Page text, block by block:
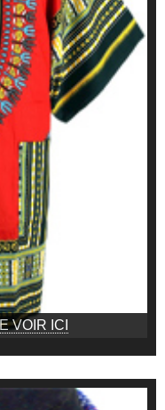
VOIR ICI